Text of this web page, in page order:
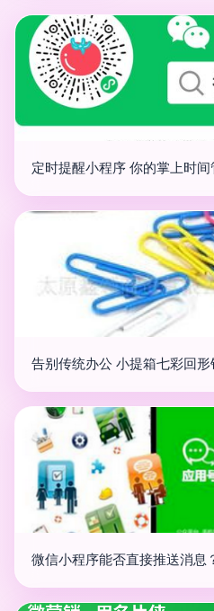
定时提醒小程序 你的掌上时间
告别传统办公 小提箱七彩回
微信小程序能否直接推送消息